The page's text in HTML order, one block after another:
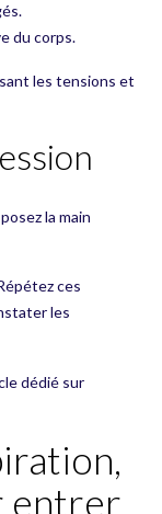
du corps.
les tensions et
la main
ces
les
dédié sur
entrer